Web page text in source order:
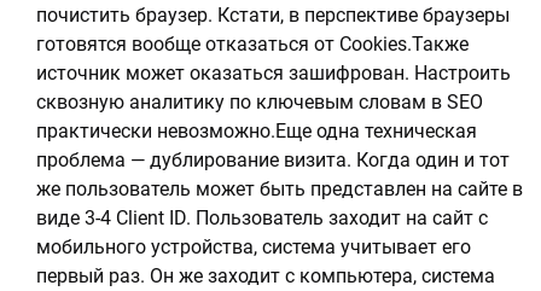
почистить браузер. Кстати, в перспективе браузеры
готовятся вообще отказаться от Cookies.Также
источник может оказаться зашифрован. Настроить
сквозную аналитику по ключевым словам в SEO
практически невозможно.Еще одна техническая
проблема — дублирование визита. Когда один и тот
же пользователь может быть представлен на сайте в
виде 3-4 Client ID. Пользователь заходит на сайт с
мобильного устройства, система учитывает его
первый раз. Он же заходит с компьютера, система